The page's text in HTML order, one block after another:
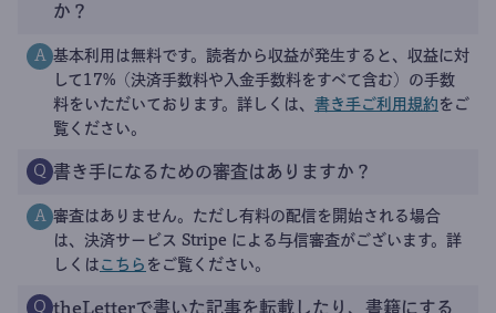
か？
A 基本利用は無料です。読者から収益が発生すると、収益に対
して17%（決済手数料や入金手数料をすべて含む）の手数
料をいただいております。詳しくは、 書き手ご利用規約 をご
覧ください。
Q 書き手になるための審査はありますか？
A 審査はありません。ただし有料の配信を開始される場合
は、決済サービス Stripe による与信審査がございます。詳
しくは こちら をご覧ください。
Q theLetterで書いた記事を転載したり、書籍にする